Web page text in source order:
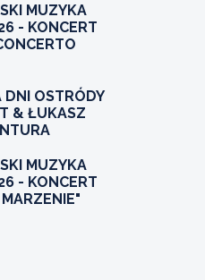
MUZYKA
- KONCERT
OSTRÓDY
& ŁUKASZ
MUZYKA
- KONCERT